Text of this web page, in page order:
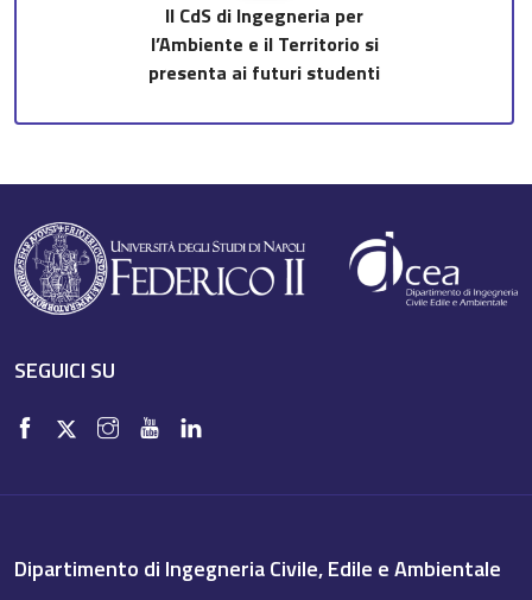
Il CdS di Ingegneria per
l’Ambiente e il Territorio si
presenta ai futuri studenti
SEGUICI SU
Dipartimento di Ingegneria Civile, Edile e Ambientale